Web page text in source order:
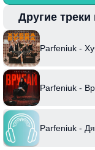
композицию
Parfeniuk, молодой и
развиваться на
уникальный стиль и
Другие
Parfeniuk -
Parfeniuk -
Parfeniuk -